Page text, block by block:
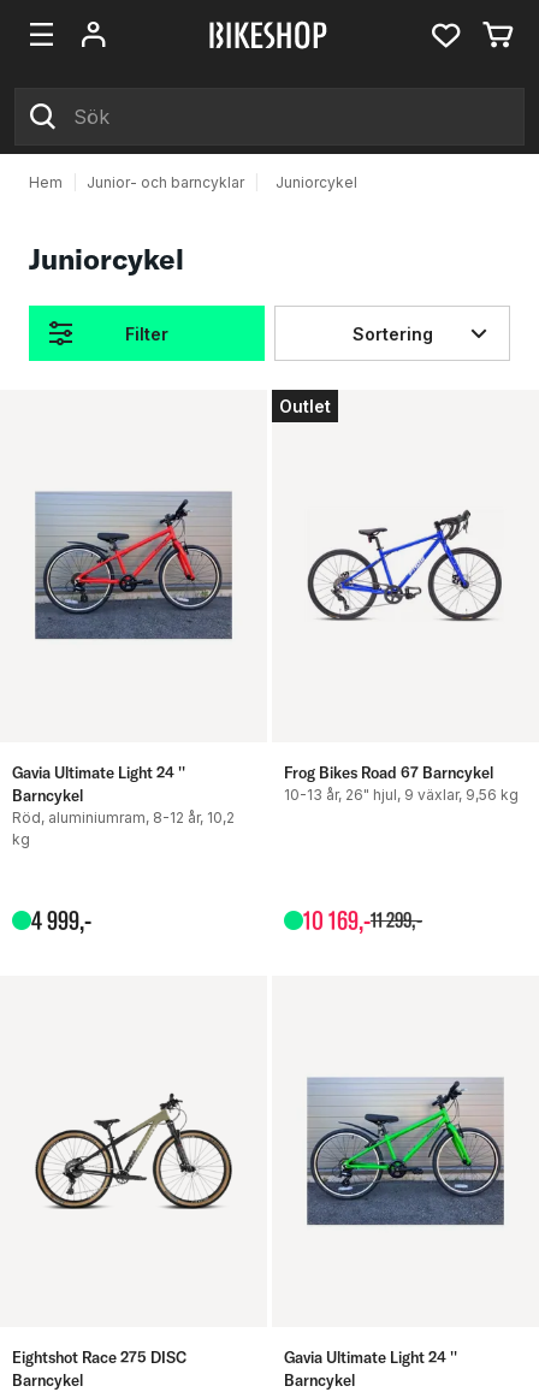
Hem Junior- och barncyklar Juniorcykel
Juniorcykel
Filter Sortering
Gavia Ultimate Light 24 ''
Barncykel
Röd, aluminiumram, 8-12 år, 10,2
kg
4999,-
Outlet
Frog Bikes Road 67 Barncykel
10-13 år, 26" hjul, 9 växlar, 9,56 kg
10169,-11299,-
Eightshot Race 275 DISC
Barncykel
Gavia Ultimate Light 24 ''
Barncykel